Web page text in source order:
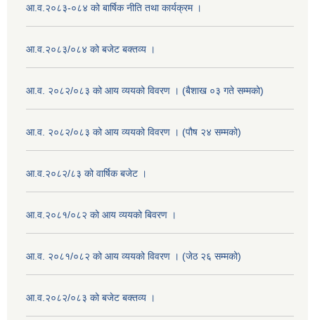
आ.व.२०८३-०८४ को बार्षिक नीति तथा कार्यक्रम ।
आ.व.२०८३/०८४ को बजेट बक्तव्य ।
आ.व. २०८२/०८३ को आय व्ययको विवरण । (बैशाख ०३ गते सम्मको)
आ.व. २०८२/०८३ को आय व्ययको विवरण । (पौष २४ सम्मको)
आ.व.२०८२/८३ को वार्षिक बजेट ।
आ.व.२०८१/०८२ को आय व्ययको बिवरण ।
आ.व. २०८१/०८२ को आय व्ययको विवरण । (जेठ २६ सम्मको)
आ.व.२०८२/०८३ को बजेट बक्तव्य ।